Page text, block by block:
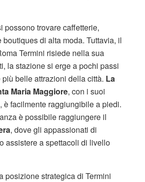
possono trovare caffetterie,
boutiques di alta moda. Tuttavia, il
Termini risiede nella sua
la stazione si erge a pochi passi
belle attrazioni della città. La
Maria Maggiore, con i suoi
è facilmente raggiungibile a piedi.
è possibile raggiungere il
, dove gli appassionati di
assistere a spettacoli di livello
posizione strategica di Termini